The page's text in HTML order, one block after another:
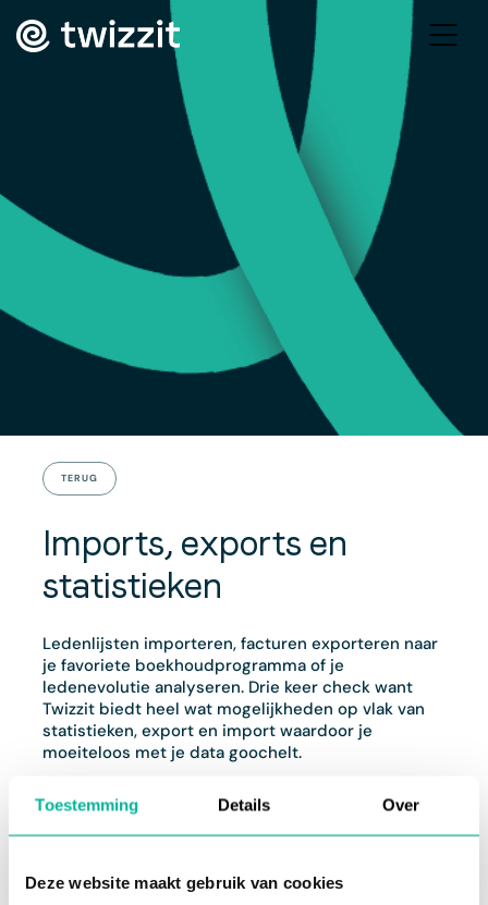
Toestemming Details Over
Deze website maakt gebruik van cookies
TERUG
Imports, exports en
statistieken
Ledenlijsten importeren, facturen exporteren naar
je favoriete boekhoudprogramma of je
ledenevolutie analyseren. Drie keer check want
Twizzit biedt heel wat mogelijkheden op vlak van
statistieken, export en import waardoor je
moeiteloos met je data goochelt.
materialen en accommodaties, groepen of
wedstrijden razendsnel in Twizzit dankzij een
met je data.